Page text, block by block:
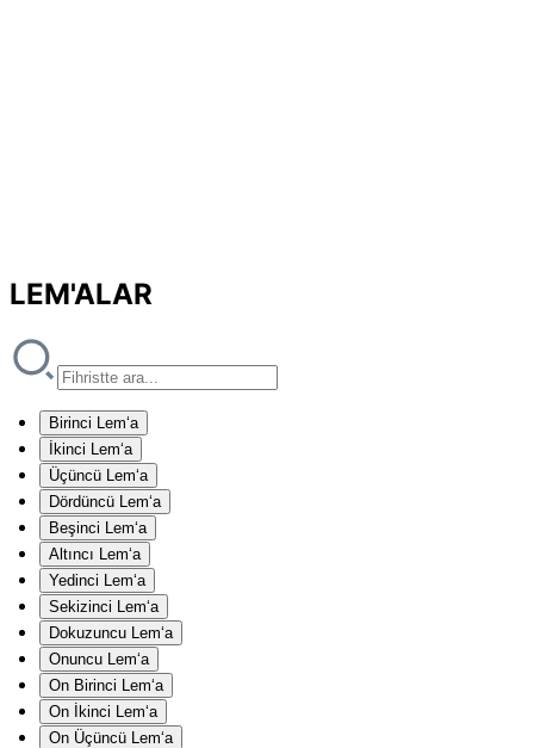
LEM'ALAR
Birinci Lem‘a
İkinci Lem‘a
Üçüncü Lem‘a
Dördüncü Lem‘a
Beşinci Lem‘a
Altıncı Lem‘a
Yedinci Lem‘a
Sekizinci Lem‘a
Dokuzuncu Lem‘a
Onuncu Lem‘a
On Birinci Lem‘a
On İkinci Lem‘a
On Üçüncü Lem‘a